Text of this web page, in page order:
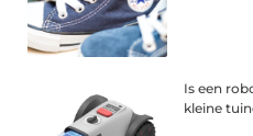
Is een
kleine